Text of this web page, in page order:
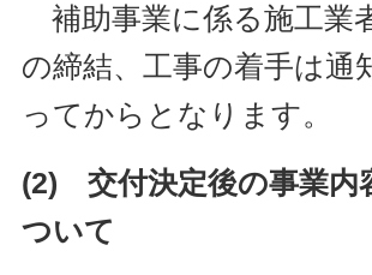
補助事業に係る施工業
の締結、工事の着手は通
ってからとなります。
(2) 交付決定後の事業内
ついて